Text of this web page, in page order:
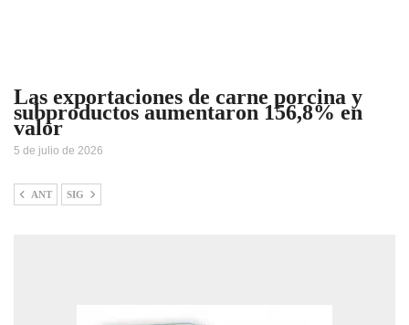
Las exportaciones de carne porcina y
subproductos aumentaron 156,8% en
valor
5 de julio de 2026
ANT SIG